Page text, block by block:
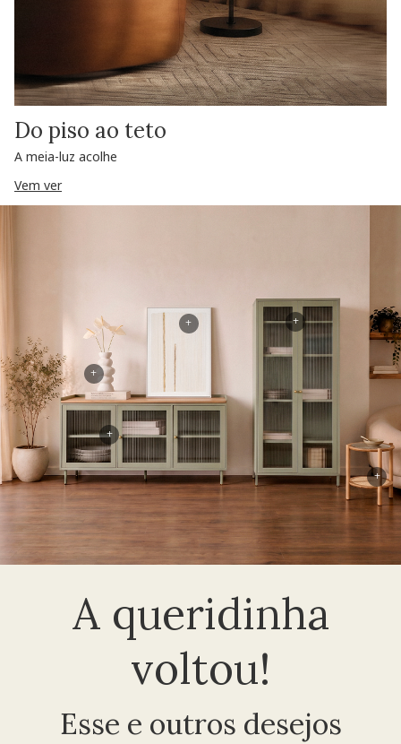
Do piso ao teto
A meia-luz acolhe
Vem ver
A queridinha
voltou!
Esse e outros desejos
+
+
+
+
+